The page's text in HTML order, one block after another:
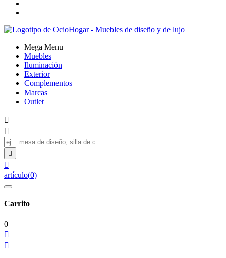
Mega Menu
Muebles
Iluminación
Exterior
Complementos
Marcas
Outlet




artículo(0)
Carrito
0

